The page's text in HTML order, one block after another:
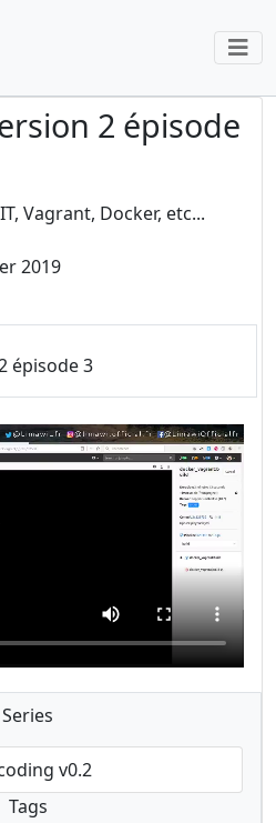
2 épisode
Vagrant, Docker, etc...
2019
épisode 3
Series
v0.2
Tags